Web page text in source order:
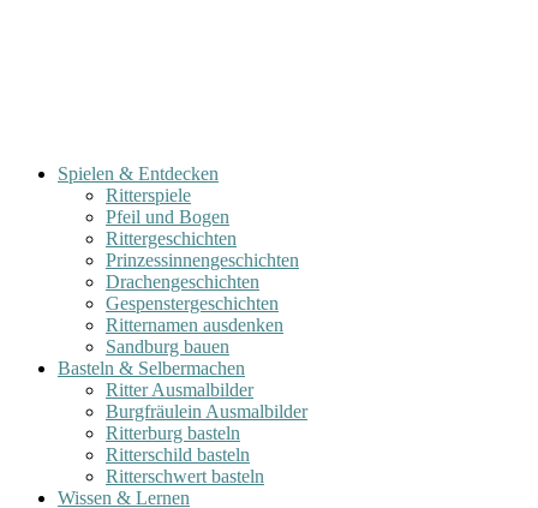
Spielen & Entdecken
Ritterspiele
Pfeil und Bogen
Rittergeschichten
Prinzessinnengeschichten
Drachengeschichten
Gespenstergeschichten
Ritternamen ausdenken
Sandburg bauen
Basteln & Selbermachen
Ritter Ausmalbilder
Burgfräulein Ausmalbilder
Ritterburg basteln
Ritterschild basteln
Ritterschwert basteln
Wissen & Lernen